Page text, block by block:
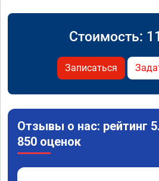
Стоимость:
Записаться
Отзывы о нас: рейтинг
850 оценок